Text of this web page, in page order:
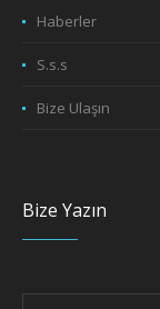
Haberler
S.s.s
Bize Ulaşın
Bize Yazın